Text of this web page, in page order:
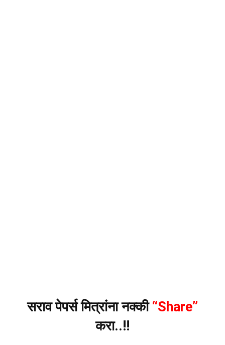
सराव पेपर्स मित्रांना नक्की“Share”
करा..!!